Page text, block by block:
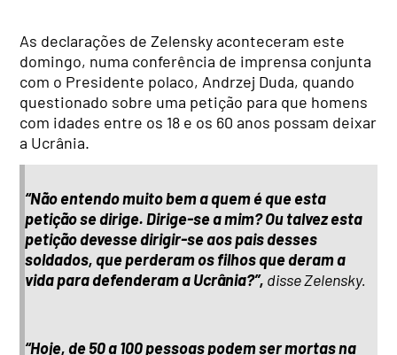
As declarações de Zelensky aconteceram este
domingo, numa conferência de imprensa conjunta
com o Presidente polaco, Andrzej Duda, quando
questionado sobre uma petição para que homens
com idades entre os 18 e os 60 anos possam deixar
a Ucrânia.
“Não entendo muito bem a quem é que esta
petição se dirige. Dirige-se a mim? Ou talvez esta
petição devesse dirigir-se aos pais desses
soldados, que perderam os filhos que deram a
vida para defenderam a Ucrânia?”, disse Zelensky.
“Hoje, de 50 a 100 pessoas podem ser mortas na